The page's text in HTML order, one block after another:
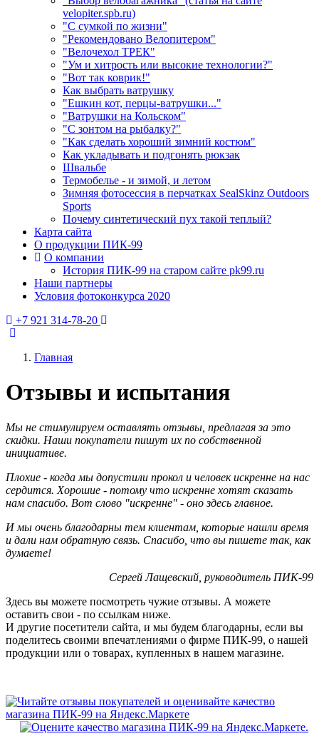
velopiter.spb.ru)
"С сумкой по жизни"
"Рекомендовано Велопитером"
"Велочехол ТРЕК"
"Ум и хитрость или высокие технологии?"
"Вот так коврик!"
Как выбрать ватрушку
"Ешкин кот, перцы-ватрушки..."
"Ватрушки на Кольском"
"С зонтом на рыбалку?"
"Как сделать хороший зимний костюм"
Как укладывать и подгонять рюкзак
Швальбе
Термобелье - и зимой, и летом
Зимняя фотосессия в перчатках SealSkinz Outdoors
Sports
Почему синтетический пух такой теплый?
Карта сайта
О продукции ПИК-99
О компании
История ПИК-99 на старом сайте pk99.ru
Наши партнеры
Условия фотоконкурса 2020
+7 921 314-78-20
Главная
Отзывы и испытания
Мы не стимулируем оставлять отзывы, предлагая за это
скидки. Наши покупатели пишут их по собственной
инициативе.
Плохие - когда мы допустили прокол и человек искренне на нас
сердится. Хорошие - потому что искренне хотят сказать
нам спасибо. Вот слово "искренне" - оно здесь главное.
И мы очень благодарны тем клиентам, которые нашли время
и дали нам обратную связь. Спасибо, что вы пишете так, как
думаете!
Сергей Лащевский, руководитель ПИК-99
Здесь вы можете посмотреть чужие отзывы. А можете
оставить свои - по ссылкам ниже.
И другие посетители сайта, и мы будем благодарны, если вы
поделитесь своими впечатлениями о фирме ПИК-99, о нашей
продукции или о товарах, купленных в нашем магазине.